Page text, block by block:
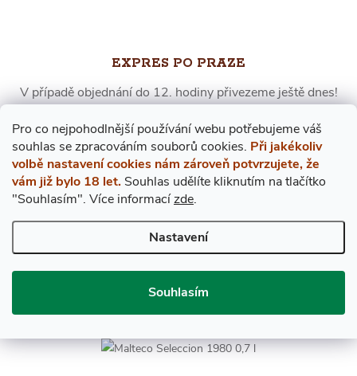
Pro co nejpohodlnější používání webu potřebujeme váš
souhlas se zpracováním souborů cookies. Při jakékoliv
volbě nastavení cookies nám zároveň potvrzujete, že
vám již bylo 18 let. Souhlas udělíte kliknutím na tlačítko
"Souhlasím". Více informacízde.
Nastavení
Souhlasím
EXPRES PO PRAZE
V případě objednání do 12. hodiny přivezeme ještě dnes!